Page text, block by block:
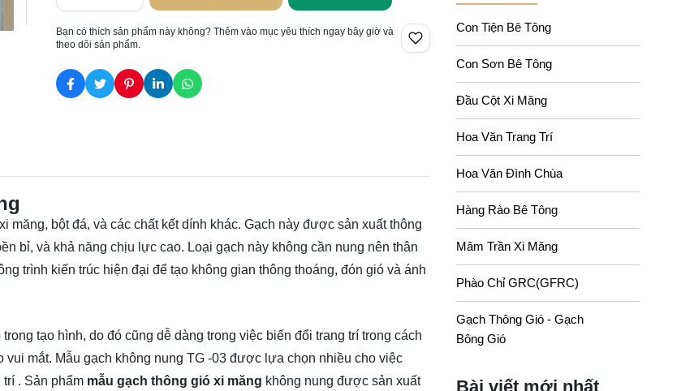
Bạn có thích sản phẩm này không? Thêm vào mục yêu thích ngay bây giờ và
theo dõi sản phẩm.
bột đá, và các chất kết dính khác. Gạch này được sản xuất thông
bỉ, và khả năng chịu lực cao. Loại gạch này không cần nung nên thân
trình kiến trúc hiện đại để tạo không gian thông thoáng, đón gió và ánh
tạo hình, do đó cũng dễ dàng trong việc biến đổi trang trí trong cách
mắt. Mẫu gạch không nung TG -03 được lựa chọn nhiều cho việc
. Sản phẩm mẫu gạch thông gió xi măng không nung được sản xuất
Con Tiện Bê Tông
Con Sơn Bê Tông
Đầu Cột Xi Măng
Hoa Văn Trang Trí
Hoa Văn Đình Chùa
Hàng Rào Bê Tông
Mâm Trần Xi Măng
Phào Chỉ GRC(GFRC)
Gạch Thông Gió - Gạch
Bông Gió
Bài viết mới nhất